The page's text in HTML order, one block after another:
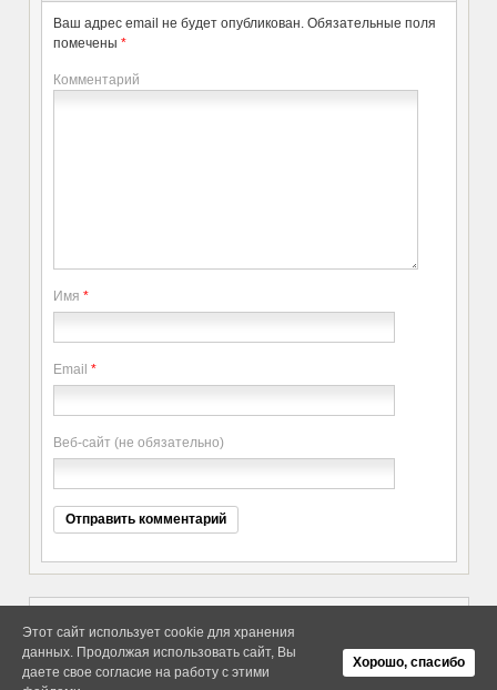
Ваш адрес email не будет опубликован. Обязательные поля
помечены *
Комментарий
Имя *
Email *
Веб-сайт (не обязательно)
Об Arras WordPress Theme
Copyright elitethings. All Rights
Reserved.
Этот сайт использует cookie для хранения
данных. Продолжая использовать сайт, Вы
даете свое согласие на работу с этими
Хорошо, спасибо